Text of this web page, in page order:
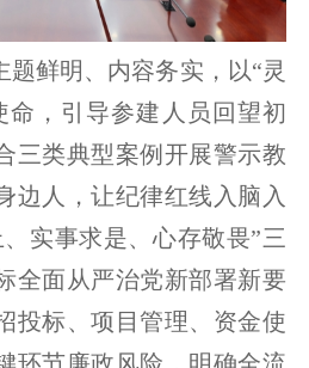
题鲜明、内容务实，以“灵
命，引导参建人员回望初
三类典型案例开展警示教
边人，让纪律红线入脑入
实事求是、心存敬畏”三
全面从严治党新部署新要
投标、项目管理、资金使